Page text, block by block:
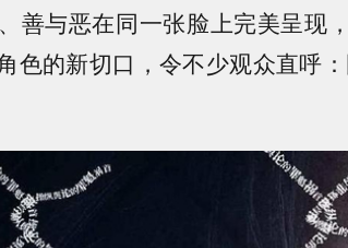
善与恶在同一张脸上完美呈现
色的新切口，令不少观众直呼